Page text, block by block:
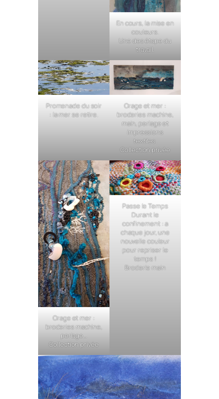
En cours, la mise en
couleurs.
Une des étape du
travail.
Promenade du soir
: la mer se retire.
Orage et mer :
broderies machine,
main, perlage et
impressions
textiles.
Collection privée
Orage et mer :
broderies machine,
perlage…
Collection privée
Passe le Temps
Durant le
confinement : a
chaque jour, une
nouvelle couleur
pour repriser le
temps !
Broderie main